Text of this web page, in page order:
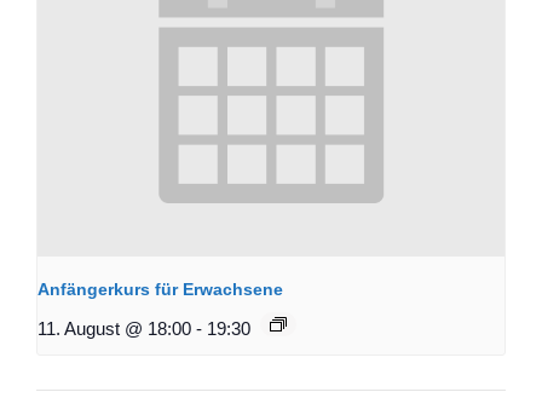
Anfängerkurs für Erwachsene
11. August @ 18:00 - 19:30